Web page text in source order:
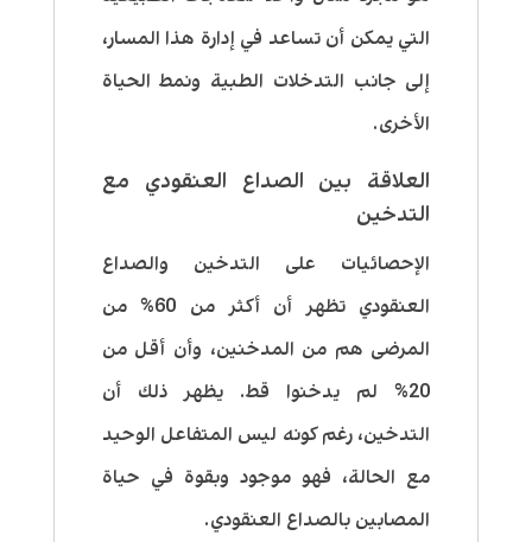
التي يمكن أن تساعد في إدارة هذا المسار،
إلى جانب التدخلات الطبية ونمط الحياة
الأخرى.
العلاقة بين الصداع العنقودي مع
التدخين
الإحصائيات على التدخين والصداع
العنقودي تظهر أن أكثر من 60% من
المرضى هم من المدخنين، وأن أقل من
20% لم يدخنوا قط. يظهر ذلك أن
التدخين، رغم كونه ليس المتفاعل الوحيد
مع الحالة، فهو موجود وبقوة في حياة
المصابين بالصداع العنقودي.